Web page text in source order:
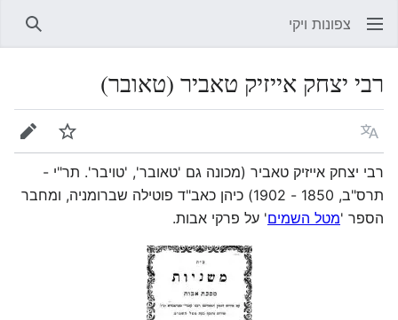
צפונות ויקי
רבי יצחק אייזיק טאביר (טאובר)
שפה מעקב
רבי יצחק אייזיק טאביר (מכונה גם 'טאובר', 'טויבר'. תר"י -
תרס"ב, 1850 - 1902) כיהן כאב"ד פוטילה שברומניה, ומחבר
הספר 'מטל השמים' על פרקי אבות.